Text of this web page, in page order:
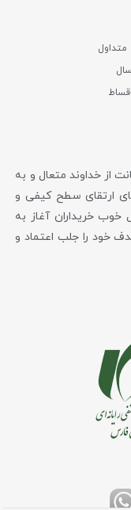
متداول
مرکزی در سال 1378 با استعانت از خداوند متعال و به
ارتقای سطح کیفی و
خوب خریداران آغاز به
خود را جلب اعتماد و